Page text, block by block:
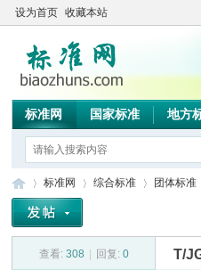
设为首页 收藏本站
标准网 国家标准 地方
标准网
›
综合标准 团体标准
›
查看: 308 回复: 0 T/